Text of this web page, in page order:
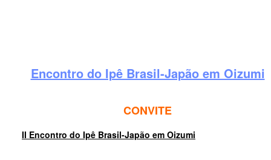
Encontro do Ipê Brasil-Japão em Oizumi
CONVITE
II Encontro do Ipê Brasil-Japão em Oizumi